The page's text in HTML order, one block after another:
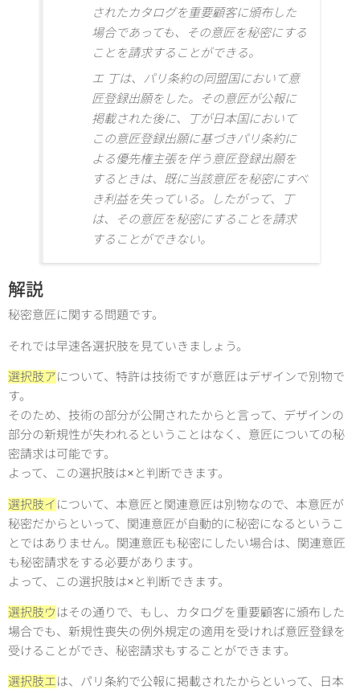
されたカタログを重要顧客に頒布した
場合であっても、その意匠を秘密にする
ことを請求することができる。
エ 丁は、パリ条約の同盟国において意
匠登録出願をした。その意匠が公報に
掲載された後に、丁が日本国において
この意匠登録出願に基づきパリ条約に
よる優先権主張を伴う意匠登録出願を
するときは、既に当該意匠を秘密にすべ
き利益を失っている。したがって、丁
は、その意匠を秘密にすることを請求
することができない。
解説
秘密意匠に関する問題です。
それでは早速各選択肢を見ていきましょう。
選択肢アについて、特許は技術ですが意匠はデザインで別物で
す。
そのため、技術の部分が公開されたからと言って、デザインの
部分の新規性が失われるということはなく、意匠についての秘
密請求は可能です。
よって、この選択肢は×と判断できます。
選択肢イ について、本意匠と関連意匠は別物なので、本意匠が
秘密だからといって、関連意匠が自動的に秘密になるというこ
とではありません。関連意匠も秘密にしたい場合は、関連意匠
も秘密請求をする必要があります。
よって、この選択肢は×と判断できます。
選択肢ウ はその通りで、もし、カタログを重要顧客に頒布した
場合でも、新規性喪失の例外規定の適用を受ければ意匠登録を
受けることができ、秘密請求もすることができます。
選択肢エは、パリ条約で公報に掲載されたからといって、日本